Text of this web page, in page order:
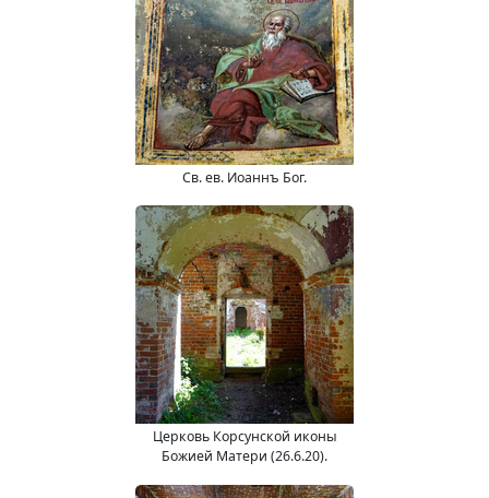
Св. ев. Иоаннъ Бог.
Церковь Корсунской иконы
Божией Матери (26.6.20).